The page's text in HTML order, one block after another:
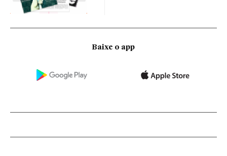
Baixe o app